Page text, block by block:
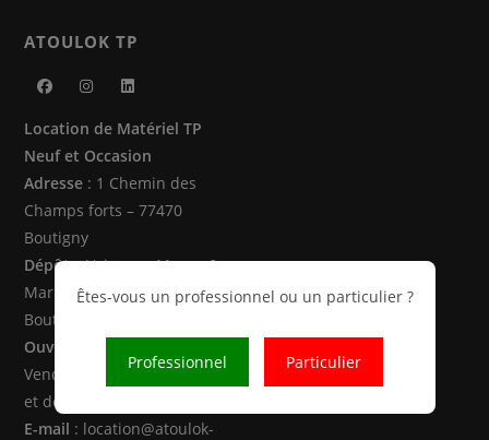
ATOULOK TP
dans
un
nouvel
onglet
dans
un
nouvel
onglet
dans
un
nouvel
onglet
Location de Matériel TP
Neuf et Occasion
Adresse : 1 Chemin des
Champs forts – 77470
Boutigny
Dépôts: Vaire sur Marne &
Marne la Vallée (77470 -
Boutigny)
Ouverture
Vendredi de 8h00 à 12h30
et de 14h00 à 18h00
E-mail : location@atoulok-
Êtes-vous un professionnel ou un particulier ?
Professionnel Particulier